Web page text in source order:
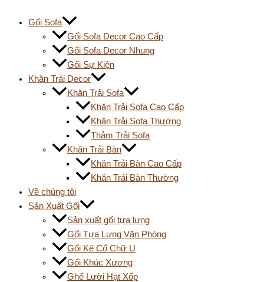
Gối Sofa
Gối Sofa Decor Cao Cấp
Gối Sofa Decor Nhung
Gối Sự Kiện
Khăn Trải Decor
Khăn Trải Sofa
Khăn Trải Sofa Cao Cấp
Khăn Trải Sofa Thường
Thảm Trải Sofa
Khăn Trải Bàn
Khăn Trải Bàn Cao Cấp
Khăn Trải Bàn Thường
Về chúng tôi
Sản Xuất Gối
Sản xuất gối tựa lưng
Gối Tựa Lưng Văn Phòng
Gối Kê Cổ Chữ U
Gối Khúc Xương
Ghế Lười Hạt Xốp